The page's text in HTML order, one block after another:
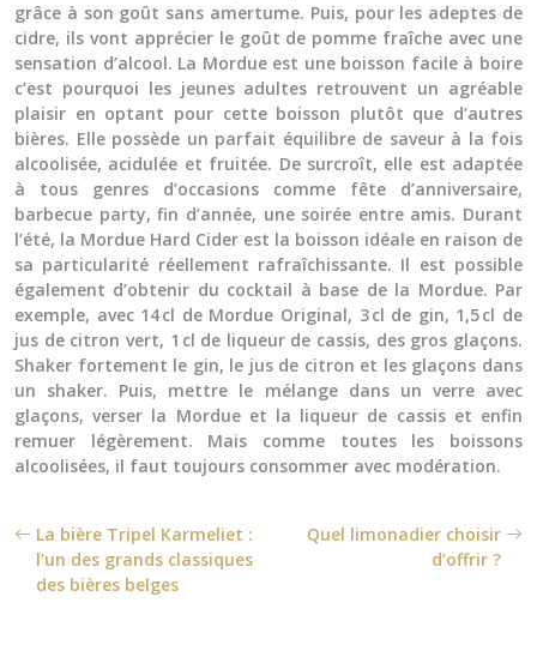
grâce à son goût sans amertume. Puis, pour les adeptes de
cidre, ils vont apprécier le goût de pomme fraîche avec une
sensation d’alcool. La Mordue est une boisson facile à boire
c’est pourquoi les jeunes adultes retrouvent un agréable
plaisir en optant pour cette boisson plutôt que d’autres
bières. Elle possède un parfait équilibre de saveur à la fois
alcoolisée, acidulée et fruitée. De surcroît, elle est adaptée
à tous genres d’occasions comme fête d’anniversaire,
barbecue party, fin d’année, une soirée entre amis. Durant
l’été, la Mordue Hard Cider est la boisson idéale en raison de
sa particularité réellement rafraîchissante. Il est possible
également d’obtenir du cocktail à base de la Mordue. Par
exemple, avec 14 cl de Mordue Original, 3 cl de gin, 1,5 cl de
jus de citron vert, 1 cl de liqueur de cassis, des gros glaçons.
Shaker fortement le gin, le jus de citron et les glaçons dans
un shaker. Puis, mettre le mélange dans un verre avec
glaçons, verser la Mordue et la liqueur de cassis et enfin
remuer légèrement. Mais comme toutes les boissons
alcoolisées, il faut toujours consommer avec modération.
La bière Tripel Karmeliet :
l’un des grands classiques
des bières belges
Quel limonadier choisir
d’offrir ?